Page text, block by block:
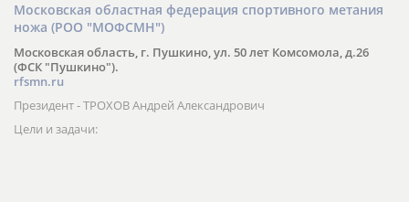
Московская областная федерация спортивного метания
ножа (РОО "МОФСМН")
Московская область, г. Пушкино, ул. 50 лет Комсомола, д.26
(ФСК "Пушкино").
rfsmn.ru
Президент - ТРОХОВ Андрей Александрович
Цели и задачи: